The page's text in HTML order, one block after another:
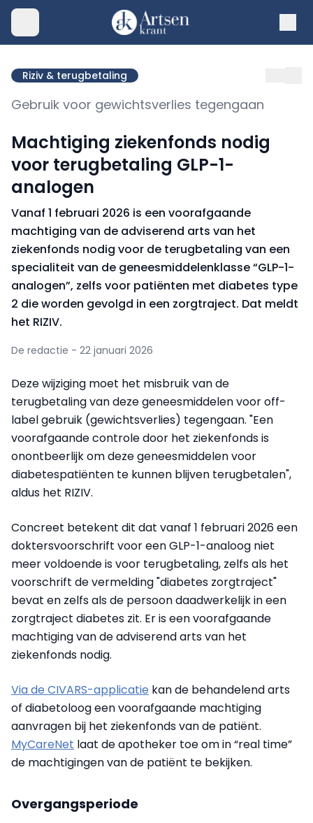
Riziv & terugbetaling
Gebruik voor gewichtsverlies tegengaan
Machtiging ziekenfonds nodig
voor terugbetaling GLP-1-
analogen
Vanaf 1 februari 2026 is een voorafgaande
machtiging van de adviserend arts van het
ziekenfonds nodig voor de terugbetaling van een
specialiteit van de geneesmiddelenklasse “GLP-1-
analogen”, zelfs voor patiënten met diabetes type
2 die worden gevolgd in een zorgtraject. Dat meldt
het RIZIV.
De redactie - 22 januari 2026
Deze wijziging moet het misbruik van de
terugbetaling van deze geneesmiddelen voor off-
label gebruik (gewichtsverlies) tegengaan. "Een
voorafgaande controle door het ziekenfonds is
onontbeerlijk om deze geneesmiddelen voor
diabetespatiënten te kunnen blijven terugbetalen",
aldus het RIZIV.
Concreet betekent dit dat vanaf 1 februari 2026 een
doktersvoorschrift voor een GLP-1-analoog niet
meer voldoende is voor terugbetaling, zelfs als het
voorschrift de vermelding "diabetes zorgtraject"
bevat en zelfs als de persoon daadwerkelijk in een
zorgtraject diabetes zit. Er is een voorafgaande
machtiging van de adviserend arts van het
ziekenfonds nodig.
Via de CIVARS-applicatie kan de behandelend arts
of diabetoloog een voorafgaande machtiging
aanvragen bij het ziekenfonds van de patiënt.
MyCareNet laat de apotheker toe om in “real time”
de machtigingen van de patiënt te bekijken.
Overgangsperiode